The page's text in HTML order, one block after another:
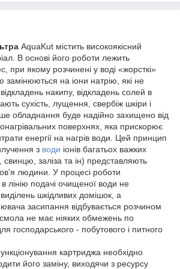
AquaKut містить високоякісний
В основі його роботи лежить
при якому розчинені у воді «жорсткі»
замінюються на іони натрію, які не
накипу, відкладень солей в
сухість, лущення, свербіж шкіри і
обладнання буде надійно захищено від
поверхнях, яка прискорює
енергії на нагрів води. Цей принцип
з води іонів багатьох важких
свинцю, заліза та ін) представляють
людини. У процесі роботи
лінію подачі очищеної води не
виділень шкідливих домішок, а
засипання відбувається розчином
смола не має ніяких обмежень по
господарського - побутового і питного
картриджа необхідно
його заміну, виходячи з ресурсу